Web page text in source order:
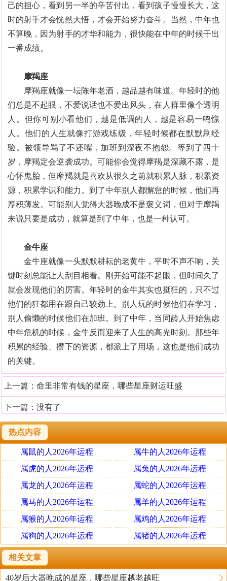
己的担心，看到另一半的辛苦付出，看到孩子慢慢长大，这
时的射手才会恍然大悟，才会开始努力奋斗。当然，中年也
不算晚，因为射手的才华和能力，很快能在中年的时候干出
一番成绩。
摩羯座
摩羯座就像一坛陈年老酒，越品越有味道。年轻时的他
们总是不起眼，不爱说话也不爱出风头，在人群里像个透明
人。但你可别小看他们，越是低调的人，越是容易一鸣惊
人。他们的人生就像打游戏练级，年轻时候都在默默刷经
验。被领导骂了不还嘴，加班到深夜不抱怨。等到了四十
岁，摩羯定会逆袭成功。可能你会觉得摩羯是深藏不露，是
心怀鬼胎，但摩羯就是喜欢从很久之前就积累人脉，积累资
源，积累学识和能力。到了中年别人都懈怠的时候，他们再
厚积薄发。可能别人觉得大器晚成不是褒义词，但对于摩羯
来说只要是成功，就算是到了中年，也是一种认可。
金牛座
金牛座就像一头默默耕耘的老黄牛，平时不声不响，关
键时刻总能让人刮目相看。刚开始可能不起眼，但时间久了
就会发现他们的厉害。年轻时的金牛其实也挺狂的，只不过
他们的狂都用在跟自己较劲上。别人玩的时候他们在学习，
别人偷懒的时候他们在加班。到了中年，当同龄人开始焦虑
中年危机的时候，金牛反而迎来了人生的高光时刻。那些年
积累的经验、攒下的资源，都派上了用场，这也是他们成功
的关键。
上一篇： 命里非常有钱的星座，哪些星座财运旺盛
下一篇：没有了
热点内容
属鼠的人2026年运程
属牛的人2026年运程
属虎的人2026年运程
属兔的人2026年运程
属龙的人2026年运程
属蛇的人2026年运程
属马的人2026年运程
属羊的人2026年运程
属猴的人2026年运程
属鸡的人2026年运程
属狗的人2026年运程
属猪的人2026年运程
相关文章
40岁后大器晚成的星座，哪些星座越老越旺